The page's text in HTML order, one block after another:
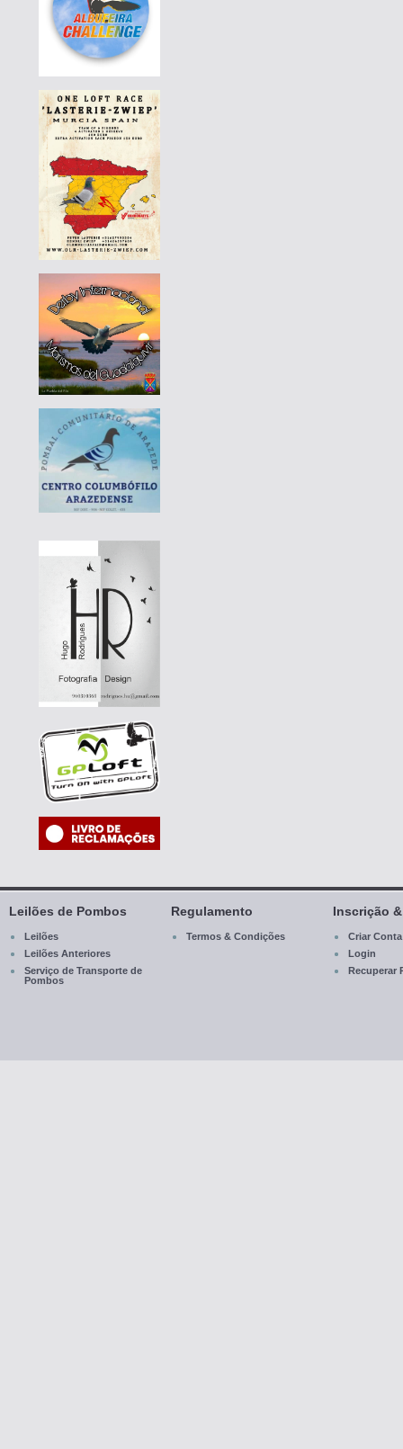
Leilões de Pombos
Leilões
Leilões Anteriores
Serviço de Transporte de
Pombos
Regulamento
Termos & Condições
Inscrição
Criar Conta
Login
Recuperar